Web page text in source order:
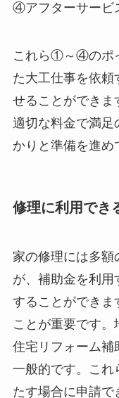
④アフターサービ
これら①～④のポ
た大工仕事を依
せることができま
適切な料金で満足
かりと準備を進め
修理に利用でき
家の修理には多額
が、補助金を利
することができま
ことが重要です
住宅リフォーム補
一般的です。これ
たす場合に申請で